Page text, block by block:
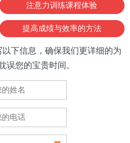
注意力训练课程体验
提高成绩与效率的方法
下信息，确保我们更详细的为
误您的宝贵时间。